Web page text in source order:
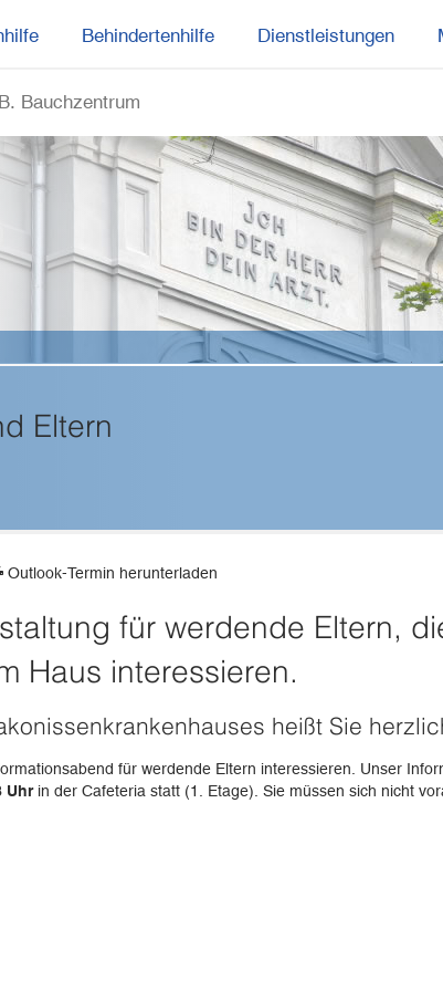
Behindertenhilfe Dienstleistungen
Eltern
Outlook-Termin herunterladen
für werdende Eltern,
Haus interessieren.
heißt Sie
für werdende Eltern interessieren. Unser
Uhrin der Cafeteria statt (1. Etage). Sie müssen sich nicht